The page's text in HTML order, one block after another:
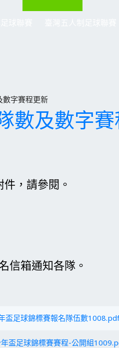
數字賽程更新
數及數字
件，請參閱 。
信箱通知各隊。
盃足球錦標賽報名隊伍數
盃足球錦標賽賽程-公開組